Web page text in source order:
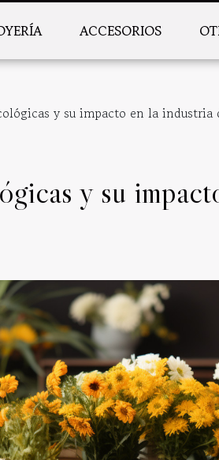
ACCESORIOS
y su impacto en la industria
y su